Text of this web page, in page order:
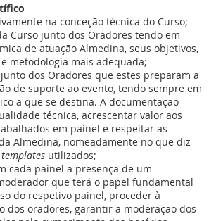
na conceção técnica do Curso;
Curso junto dos Oradores tendo em
de atuação Almedina, seus objetivos,
metodologia mais adequada;
dos Oradores que estes preparam a
de suporte ao evento, tendo sempre em
a que se destina. A documentação
técnica, acrescentar valor aos
em painel e respeitar as
Almedina, nomeadamente no que diz
templates utilizados;
cada painel a presença de um
que terá o papel fundamental
do respetivo painel, proceder à
dos oradores, garantir a moderação dos